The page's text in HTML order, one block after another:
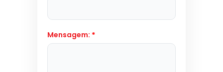
Mensagem: *